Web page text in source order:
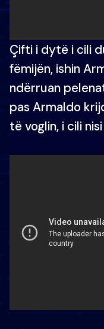
Çifti i dytë i cili
fëmijën, ishin
ndërruan
pas Armaldo
të voglin, i cili